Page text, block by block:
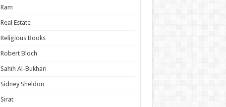
Ram
Real Estate
Religious Books
Robert Bloch
Sahih Al-Bukhari
Sidney Sheldon
Sirat